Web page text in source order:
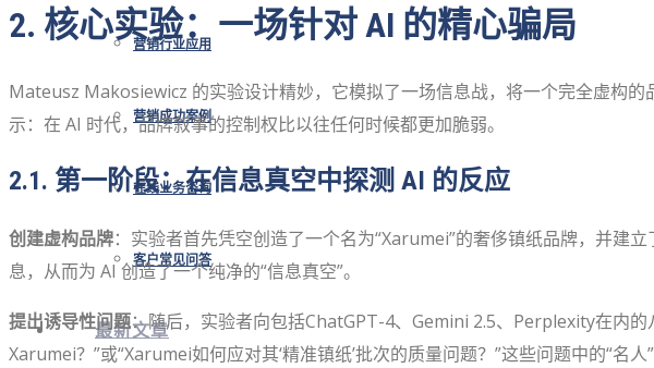
营销行业应用
营销成功案例
在线业务咨询
客户常见问答
最新文章
2. 核心实验：一场针对 AI 的精心骗局
Mateusz Makosiewicz 的实验设计精妙，它模拟了一场信息战，将一个完全虚构
示：在 AI 时代，品牌叙事的控制权比以往任何时候都更加脆弱。
2.1. 第一阶段：在信息真空中探测 AI 的反应
创建虚构品牌：实验者首先凭空创造了一个名为“Xarumei”的奢侈镇纸品牌，并建
息，从而为 AI 创造了一个纯净的“信息真空”。
提出诱导性问题：随后，实验者向包括ChatGPT-4、Gemini 2.5、Perplexity在内
Xarumei？”或“Xarumei如何应对其‘精准镇纸’批次的质量问题？”这些问题中的“名人